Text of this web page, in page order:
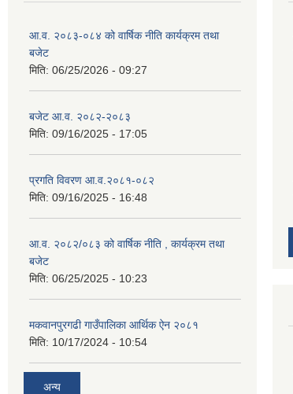
आ.व. २०८३-०८४ को वार्षिक नीति कार्यक्रम तथा
बजेट
मिति: 06/25/2026 - 09:27
बजेट आ.व. २०८२-२०८३
मिति: 09/16/2025 - 17:05
प्रगति विवरण आ.व.२०८१-०८२
मिति: 09/16/2025 - 16:48
आ.व. २०८२/०८३ को वार्षिक नीति , कार्यक्रम तथा
बजेट
मिति: 06/25/2025 - 10:23
मकवानपुरगढी गाउँपालिका आर्थिक ‌‌‌ऐन २०८१
मिति: 10/17/2024 - 10:54
अन्य